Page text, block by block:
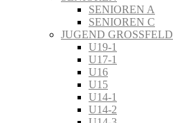
SENIOREN A
SENIOREN C
JUGEND GROSSFELD
U19-1
U17-1
U16
U15
U14-1
U14-2